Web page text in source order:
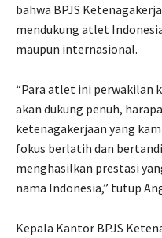
bahwa BPJS
mendukung atlet
maupun internasional.
“Para atlet ini perwakilan
akan dukung penuh,
ketenagakerjaan yang
fokus berlatih dan
menghasilkan prestasi
nama Indonesia,” tutup
Kepala Kantor BPJS